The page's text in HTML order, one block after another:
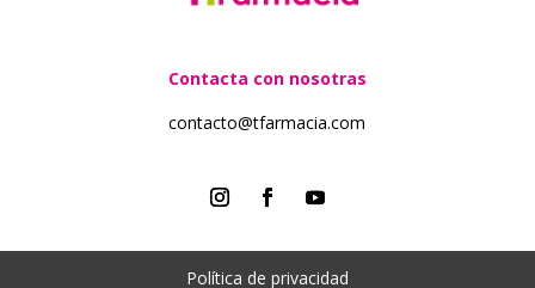
Contacta con nosotras
contacto@tfarmacia.com
Política de privacidad